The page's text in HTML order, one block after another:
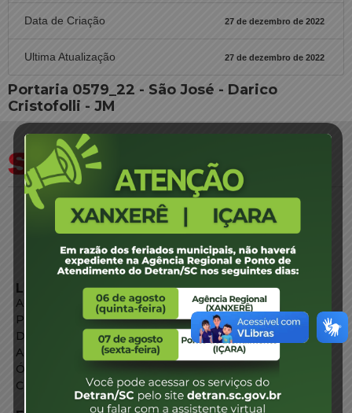
Data de Criação 27 de dezembro de 2022
Ultima Atualização 27 de dezembro de 2022
Portaria 0579_22 - São José - Darico
Cristofolli - JM
LINKS EXTERNOS
Agência de Notícias
Portal de Serviços
Diário Oficial
Acesso à Informação
Órgãos do Governo
Conheça SC